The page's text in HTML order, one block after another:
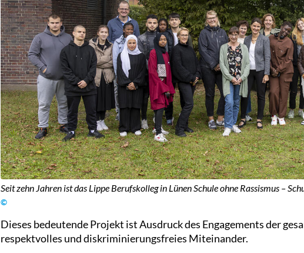
Seit zehn Jahren ist das Lippe Berufskolleg in Lünen Schule ohne Rassismus –
©
Dieses bedeutende Projekt ist Ausdruck des Engagements der
respektvolles und diskriminierungsfreies Miteinander.